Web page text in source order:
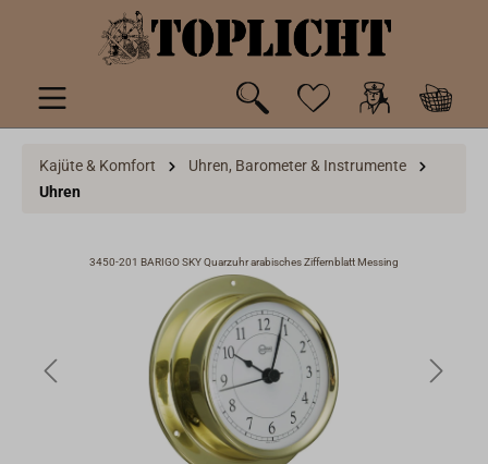
springen
Kajüte & Komfort
Uhren, Barometer & Instrumente
Uhren
3450-201 BARIGO SKY Quarzuhr arabisches Ziffernblatt Messing